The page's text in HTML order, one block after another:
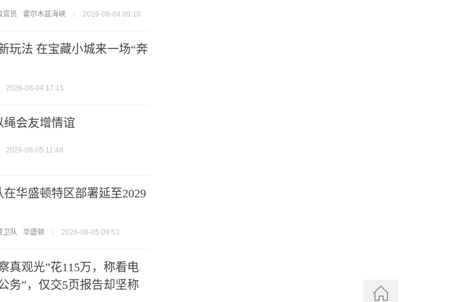
官员 霍尔木兹海峡 2026-08-04 09:10
玩法 在宝藏小城来一场“奔
2026-08-04 17:15
绳会友增情谊
2026-08-05 11:48
华盛顿特区部署延至2029
卫队 华盛顿 2026-08-05 09:53
真观光”花115万，称看电
务”，仅交5页报告却坚称